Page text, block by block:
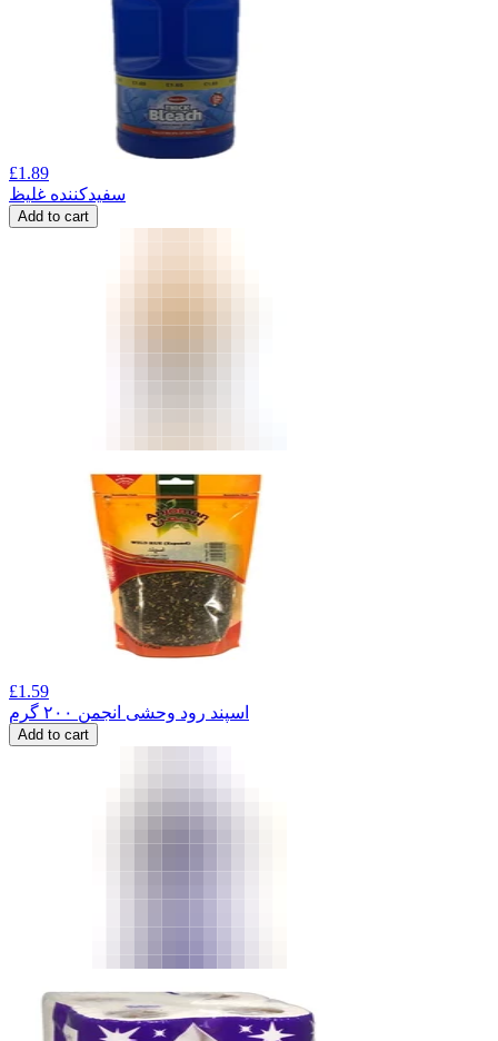
£1.89
سفیدکننده غلیظ
Add to cart
£1.59
اسپند رود وحشی انجمن ۲۰۰ گرم
Add to cart